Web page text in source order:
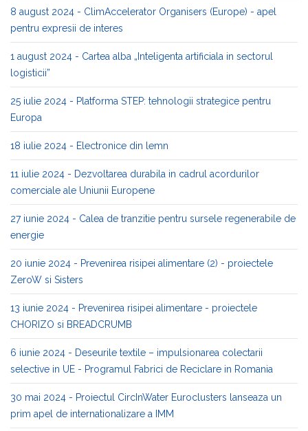
8 august 2024 - ClimAccelerator Organisers (Europe) - apel
pentru expresii de interes
1 august 2024 - Cartea alba „Inteligenta artificiala in sectorul
logisticii”
25 iulie 2024 - Platforma STEP: tehnologii strategice pentru
Europa
18 iulie 2024 - Electronice din lemn
11 iulie 2024 - Dezvoltarea durabila in cadrul acordurilor
comerciale ale Uniunii Europene
27 iunie 2024 - Calea de tranzitie pentru sursele regenerabile de
energie
20 iunie 2024 - Prevenirea risipei alimentare (2) - proiectele
ZeroW si Sisters
13 iunie 2024 - Prevenirea risipei alimentare - proiectele
CHORIZO si BREADCRUMB
6 iunie 2024 - Deseurile textile – impulsionarea colectarii
selective in UE - Programul Fabrici de Reciclare in Romania
30 mai 2024 - Proiectul CircInWater Euroclusters lanseaza un
prim apel de internationalizare a IMM